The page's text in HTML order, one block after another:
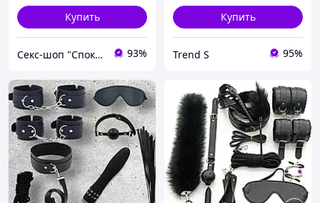
Купить
Секс-шоп "Спокуса" 93%
Купить
Trend S 95%